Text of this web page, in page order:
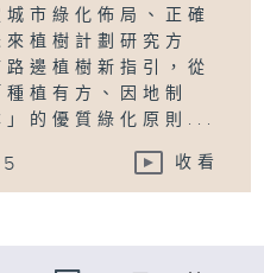
市綠化佈局、正確
植樹計劃研究方
邊植樹新指引，從
植有方、因地制
」的優質綠化原則...
收看